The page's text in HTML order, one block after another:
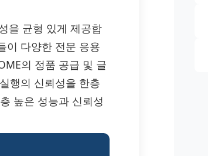
을 균형 있게 제공합
이 다양한 전문 응용
의 정품 공급 및 글
행의 신뢰성을 한층
높은 성능과 신뢰성